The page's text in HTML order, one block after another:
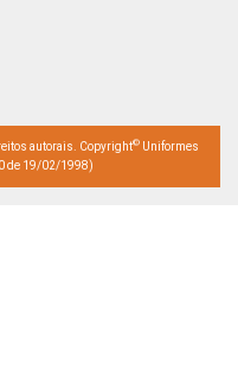
autorais. Copyright© Uniformes
de 19/02/1998)